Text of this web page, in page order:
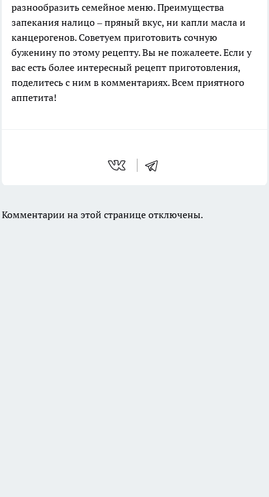
разнообразить семейное меню. Преимущества
запекания налицо – пряный вкус, ни капли масла и
канцерогенов. Советуем приготовить сочную
буженину по этому рецепту. Вы не пожалеете. Если у
вас есть более интересный рецепт приготовления,
поделитесь с ним в комментариях. Всем приятного
аппетита!
Комментарии на этой странице отключены.